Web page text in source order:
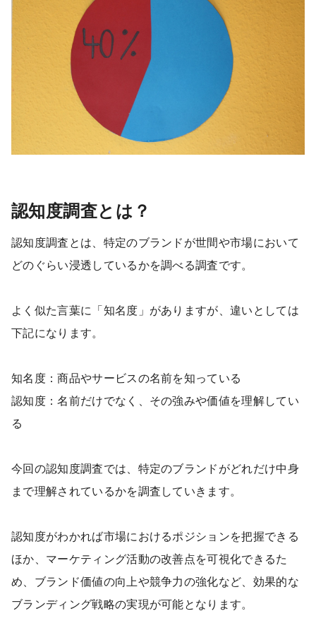
認知度調査とは？
認知度調査とは、特定のブランドが世間や市場において
どのぐらい浸透しているかを調べる調査です。
よく似た言葉に「知名度」がありますが、違いとしては
下記になります。
知名度：商品やサービスの名前を知っている
認知度：名前だけでなく、その強みや価値を理解してい
る
今回の認知度調査では、特定のブランドがどれだけ中身
まで理解されているかを調査していきます。
認知度がわかれば市場におけるポジションを把握できる
ほか、マーケティング活動の改善点を可視化できるた
め、ブランド価値の向上や競争力の強化など、効果的な
ブランディング戦略の実現が可能となります。